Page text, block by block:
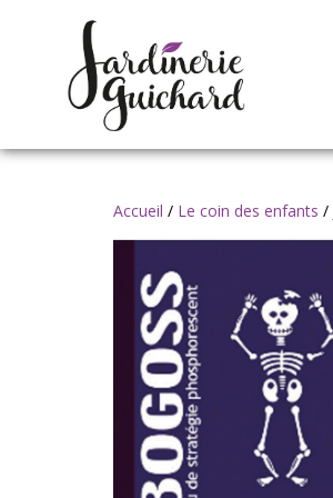
Accueil / Le coin des enfants /